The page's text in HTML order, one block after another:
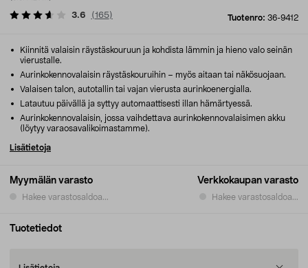
Tuotenro: 36-9412
3.6 (165)
Myymälän varasto
Hakee varastosaldoa...
Verkkokaupan varasto
Hakee varastosaldoa...
Kiinnitä valaisin räystäskouruun ja kohdista lämmin ja hieno valo seinän
vierustalle.
Aurinkokennovalaisin räystäskouruihin – myös aitaan tai näkösuojaan.
Valaisen talon, autotallin tai vajan vierusta aurinkoenergialla.
Latautuu päivällä ja syttyy automaattisesti illan hämärtyessä.
Aurinkokennovalaisin, jossa vaihdettava aurinkokennovalaisimen akku
(löytyy varaosavalikoimastamme).
Lisätietoja
Tuotetiedot